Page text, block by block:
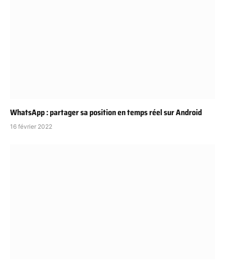
WhatsApp : partager sa position en temps réel sur Android
16 février 2022